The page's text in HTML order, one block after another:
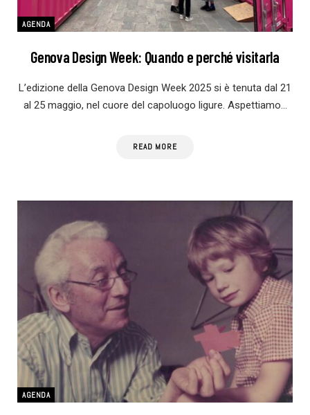
AGENDA
Genova Design Week: Quando e perché visitarla
L’edizione della Genova Design Week 2025 si è tenuta dal 21
al 25 maggio, nel cuore del capoluogo ligure. Aspettiamo…
READ MORE
AGENDA